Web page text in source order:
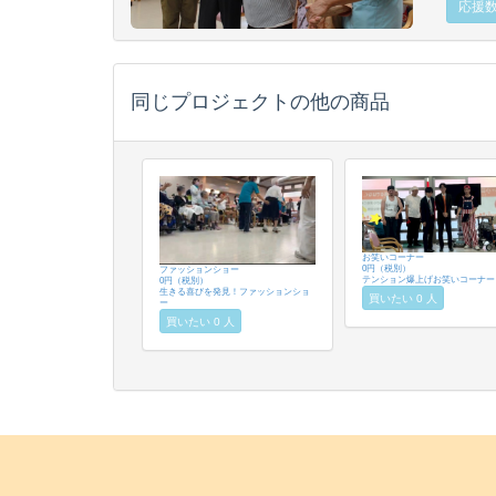
応援
同じプロジェクトの他の商品
ファッションショー
0円（税別）
生きる喜びを発見！ファッションショ
ー
買いたい 0 人
お笑いコーナー
0円（税別）
テンション爆上げお笑いコーナー
買いたい 0 人